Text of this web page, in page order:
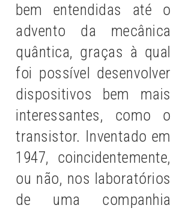
bem entendidas até o
advento da mecânica
quântica, graças à qual
foi possível desenvolver
dispositivos bem mais
interessantes, como o
transistor. Inventado em
1947, coincidentemente,
ou não, nos laboratórios
de uma companhia